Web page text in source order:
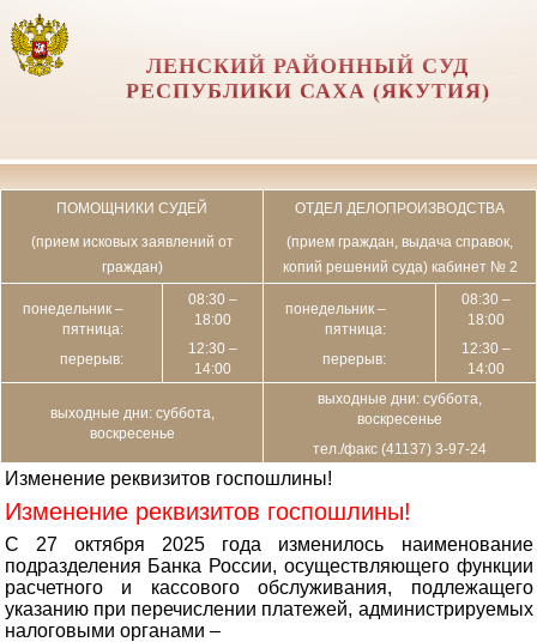
ЛЕНСКИЙ РАЙОННЫЙ СУД
РЕСПУБЛИКИ САХА (ЯКУТИЯ)
ПОМОЩНИКИ СУДЕЙ
(прием исковых заявлений от
граждан)
ОТДЕЛ ДЕЛОПРОИЗВОДСТВА
(прием граждан, выдача справок,
копий решений суда) кабинет № 2
понедельник –
пятница:
перерыв:
08:30 –
18:00
12:30 –
14:00
понедельник –
пятница:
перерыв:
08:30 –
18:00
12:30 –
14:00
выходные дни: суббота,
воскресенье
выходные дни: суббота,
воскресенье
тел./факс (41137) 3-97-24
Изменение реквизитов госпошлины!
Изменение реквизитов госпошлины!
С 27 октября 2025 года изменилось наименование
подразделения Банка России, осуществляющего функции
расчетного и кассового обслуживания, подлежащего
указанию при перечислении платежей, администрируемых
налоговыми органами –